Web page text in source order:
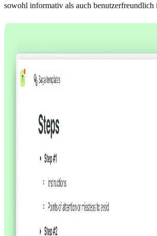
sowohl informativ als auch benutzerfreundlich